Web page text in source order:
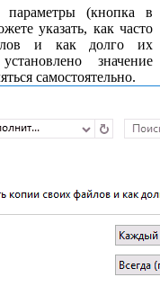
параметры (кнопка в
указать, как часто
и как долго их
значение
самостоятельно.